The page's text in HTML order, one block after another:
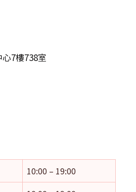
7樓738室
10:00 – 19:00